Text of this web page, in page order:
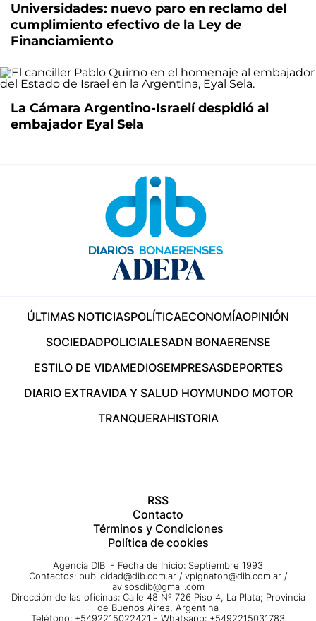
Universidades: nuevo paro en reclamo del
cumplimiento efectivo de la Ley de
Financiamiento
La Cámara Argentino-Israelí despidió al
embajador Eyal Sela
ÚLTIMAS NOTICIASPOLÍTICAECONOMÍAOPINIÓN
SOCIEDADPOLICIALESADN BONAERENSE
ESTILO DE VIDAMEDIOSEMPRESASDEPORTES
DIARIO EXTRAVIDA Y SALUD HOYMUNDO MOTOR
TRANQUERAHISTORIA
RSS
Contacto
Términos y Condiciones
Política de cookies
Agencia DIB - Fecha de Inicio: Septiembre 1993
Contactos: publicidad@dib.com.ar / vpignaton@dib.com.ar /
avisosdib@gmail.com
Dirección de las oficinas: Calle 48 Nº 726 Piso 4, La Plata; Provincia
de Buenos Aires, Argentina
Teléfono: +5492215022421 - Whatsapp: +5492215031783